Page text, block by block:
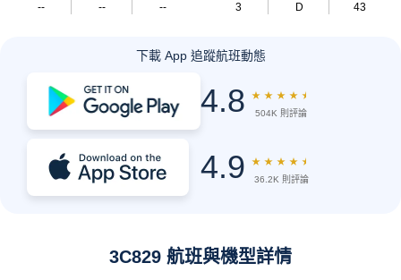
--
--
--
3
D
43
下載 App 追蹤航班動態
4.8 ★ ★ ★ ★ ★
504K 則評論
4.9 ★ ★ ★ ★ ★
36.2K 則評論
3C829 航班與機型詳情